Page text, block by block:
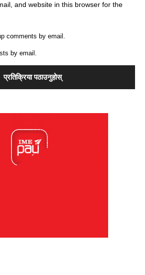
and website in this browser for the
comments by email.
by email.